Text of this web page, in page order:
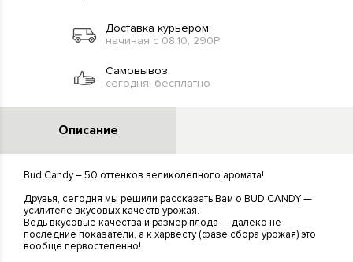
Доставка курьером:
начиная с 08.10, 290Р
Самовывоз:
сегодня, бесплатно
Описание
Bud Candy – 50 оттенков великолепного аромата!
Друзья, сегодня мы решили рассказать Вам о BUD CANDY —
усилителе вкусовых качеств урожая.
Ведь вкусовые качества и размер плода — далеко не
последние показатели, а к харвесту (фазе сбора урожая) это
вообще первостепенно!